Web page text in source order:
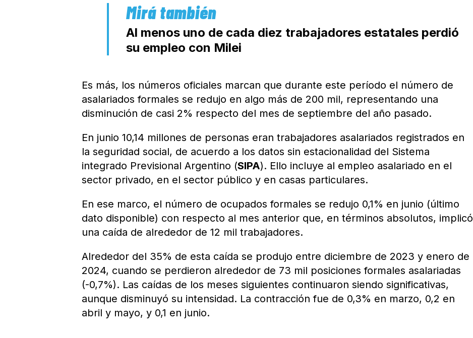
Al menos uno de cada diez trabajadores estatales perdió
su empleo con Milei
Es más, los números oficiales marcan que durante este período el número de
asalariados formales se redujo en algo más de 200 mil, representando una
disminución de casi 2% respecto del mes de septiembre del año pasado.
En junio 10,14 millones de personas eran trabajadores asalariados registrados en
la seguridad social, de acuerdo a los datos sin estacionalidad del Sistema
integrado Previsional Argentino (SIPA). Ello incluye al empleo asalariado en el
sector privado, en el sector público y en casas particulares.
En ese marco, el número de ocupados formales se redujo 0,1% en junio (último
dato disponible) con respecto al mes anterior que, en términos absolutos, implicó
una caída de alrededor de 12 mil trabajadores.
Alrededor del 35% de esta caída se produjo entre diciembre de 2023 y enero de
2024, cuando se perdieron alrededor de 73 mil posiciones formales asalariadas
(-0,7%). Las caídas de los meses siguientes continuaron siendo significativas,
aunque disminuyó su intensidad. La contracción fue de 0,3% en marzo, 0,2 en
abril y mayo, y 0,1 en junio.